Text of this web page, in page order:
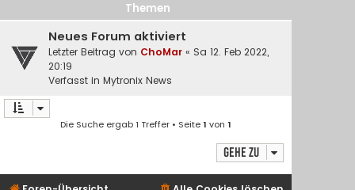
Themen
Neues Forum aktiviert
Letzter Beitrag von ChoMar « Sa 12. Feb 2022,
20:19
Verfasst in Mytronix News
Die Suche ergab 1 Treffer • Seite1 von1
Gehe zu